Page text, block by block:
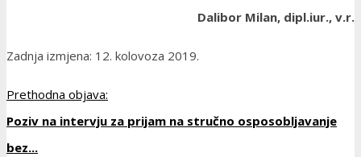
Dalibor Milan, dipl.iur., v.r.
Zadnja izmjena: 12. kolovoza 2019.
Prethodna objava:
Poziv na intervju za prijam na stručno osposobljavanje
bez...